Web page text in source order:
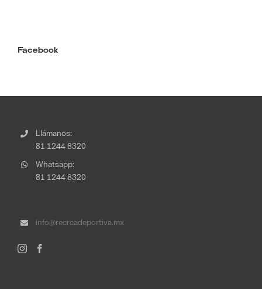
Facebook
Llámanos:
81 1244 8320
Whatsapp:
81 1244 8320
info@recreadeportiva.mx